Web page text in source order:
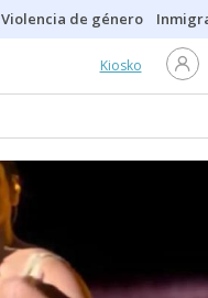
Violencia de género
Kiosko